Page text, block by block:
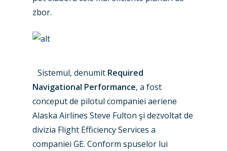
zbor.
Sistemul, denumit Required
Navigational Performance, a fost
conceput de pilotul companiei aeriene
Alaska Airlines Steve Fulton şi dezvoltat de
divizia Flight Efficiency Services a
companiei GE. Conform spuselor lui
New Routes
Industry